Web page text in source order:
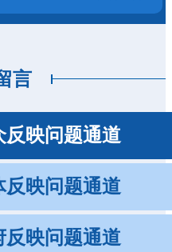
言
反映问题通道
反映问题通道
反映问题通道